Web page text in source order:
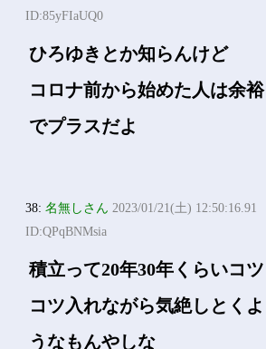
ID:85yFIaUQ0
ひろゆきとか知らんけど
コロナ前から始めた人は余裕
でプラスだよ
38:名無しさん 2023/01/21(土) 12:50:16.91
ID:QPqBNMsia
積立って20年30年くらいコツ
コツ入れながら気絶しとくよ
うなもんやしな